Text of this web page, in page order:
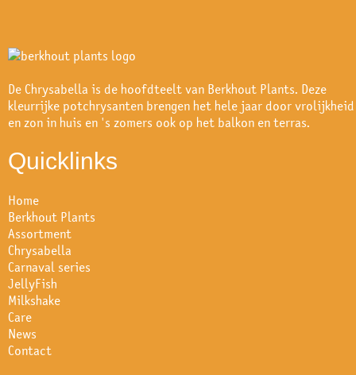
De Chrysabella is de hoofdteelt van Berkhout Plants. Deze
kleurrijke potchrysanten brengen het hele jaar door vrolijkheid
en zon in huis en 's zomers ook op het balkon en terras.
Quicklinks
Home
Berkhout Plants
Assortment
Chrysabella
Carnaval series
JellyFish
Milkshake
Care
News
Contact